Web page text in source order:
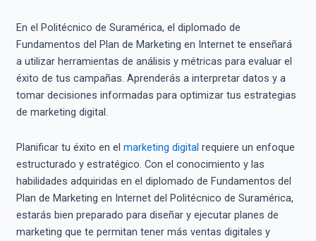
En el Politécnico de Suramérica, el diplomado de
Fundamentos del Plan de Marketing en Internet te enseñará
a utilizar herramientas de análisis y métricas para evaluar el
éxito de tus campañas. Aprenderás a interpretar datos y a
tomar decisiones informadas para optimizar tus estrategias
de marketing digital.
Planificar tu éxito en el marketing digital requiere un enfoque
estructurado y estratégico. Con el conocimiento y las
habilidades adquiridas en el diplomado de Fundamentos del
Plan de Marketing en Internet del Politécnico de Suramérica,
estarás bien preparado para diseñar y ejecutar planes de
marketing que te permitan tener más ventas digitales y